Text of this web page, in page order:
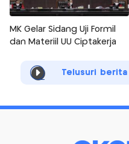
MK Gelar Sidang Uji Formil
dan Materiil UU Ciptakerja
Telusuri